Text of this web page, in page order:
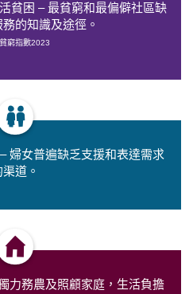
貧困 – 最貧窮和最偏僻社區缺
的知識及途徑。
窮指數2023
婦女普遍缺乏支援和表達需求
渠道。
力務農及照顧家庭，生活負擔